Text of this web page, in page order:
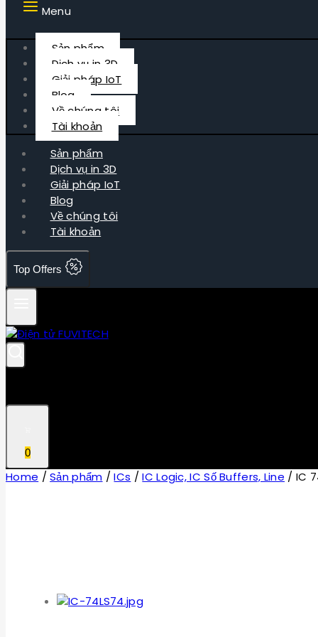
Menu
Sản phẩm
Dịch vụ in 3D
Giải pháp IoT
Blog
Về chúng tôi
Tài khoản
Sản phẩm
Dịch vụ in 3D
Giải pháp IoT
Blog
Về chúng tôi
Tài khoản
Top Offers
0
Home / Sản phẩm / ICs / IC Logic, IC Số Buffers, Line / IC